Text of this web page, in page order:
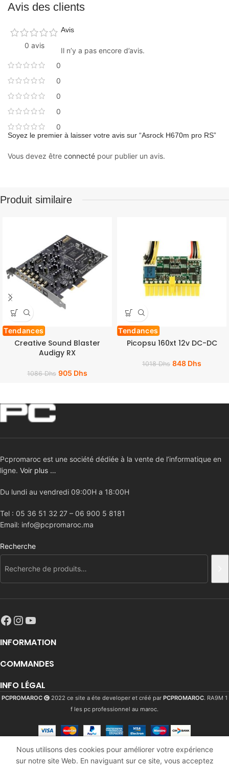
Avis des clients
0 avis
0
0
0
0
0
Avis
Il n’y a pas encore d’avis.
Soyez le premier à laisser votre avis sur “Asrock H670m pro RS”
Vous devez être connecté pour publier un avis.
Produit similaire
Tendances
Creative Sound Blaster
Audigy RX
1086Dhs 905 Dhs
Tendances
Picopsu 160xt 12v DC-DC
1018Dhs 848 Dhs
Pcpromaroc est une société dédiée à la vente de l’informatique en
ligne. Voir plus …
Du lundi au vendredi 09:00H a 18:00H
Tel : 05 36 51 32 27 – 06 900 5 8181
Email: info@pcpromaroc.ma
Recherche
INFORMATION
COMMANDES
INFO LÉGAL
PCPROMAROC 2022 ce site a éte developer et créé par PCPROMAROC. RA9M 1
f les pc professionnel au maroc.
Nous utilisons des cookies pour améliorer votre expérience
sur notre site Web. En naviguant sur ce site, vous acceptez
Asrock 2073Dhs En